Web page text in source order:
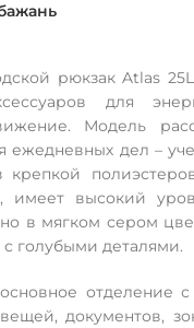
рюкзак Atlas
для
Модель
ежедневных дел –
крепкой
высокий
в мягком сером
голубыми деталями.
отделение
документов,